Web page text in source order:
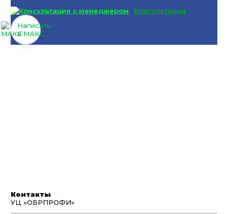
Консультация
Написать
в МАКС
Контакты
УЦ «ОБРПРОФИ»